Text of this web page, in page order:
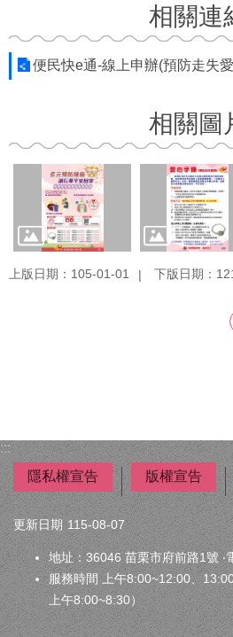
策
相關連
便民快e通-線上申辦(預防走失
相關圖
上版日期：105-01-01 下版日期：
:::
隱私權宣告
版權宣告
更新日期 115-08-07
地址：36046 苗栗市府前路1號 ‧
服務時間 上午8:00~12:00、
上午8:00~8:30）